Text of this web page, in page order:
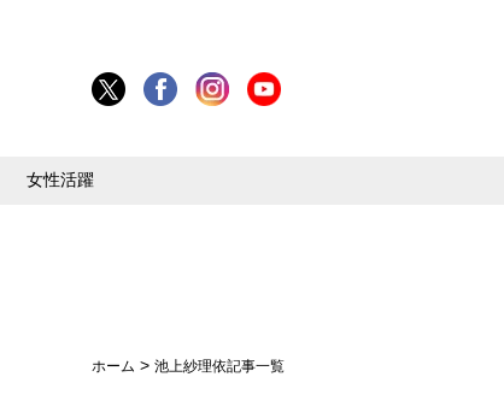
女性活躍
ホーム > 池上紗理依記事一覧